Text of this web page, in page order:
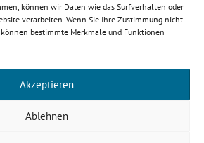
können wir Daten wie das Surfverhalten oder
verarbeiten. Wenn Sie Ihre Zustimmung nicht
bestimmte Merkmale und Funktionen
Akzeptieren
Ablehnen
· C.-S.-Schmidt-Str. 9 · 56112
gefördert von